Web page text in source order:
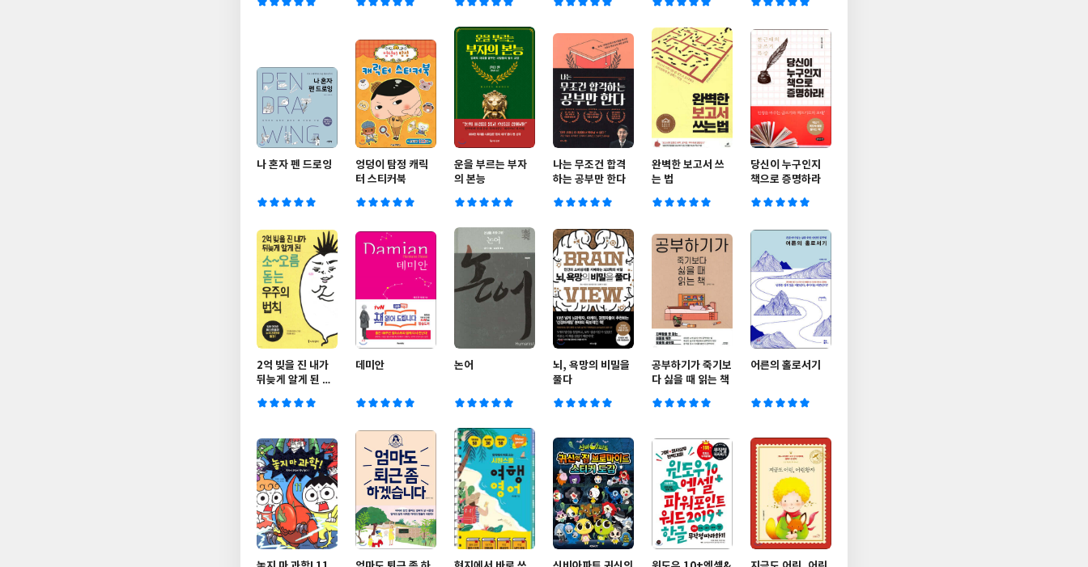
나 혼자 펜 드로잉
엉덩이 탐정 캐릭
터 스티커북
운을 부르는 부자
의 본능
나는 무조건 합격
하는 공부만 한다
완벽한 보고서 쓰
는 법
당신이 누구인지
책으로 증명하라
2억 빚을 진 내가
뒤늦게 알게 된 소
법칙
데미안 논어
뇌, 욕망의 비밀을
풀다
공부하기가 죽기보
다 싫을 때 읽는 책
어른의 홀로서기